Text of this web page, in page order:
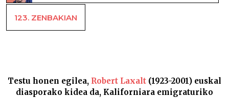
123. ZENBAKIAN
Testu honen egilea, Robert Laxalt (1923-2001) euskal
diasporako kidea da, Kaliforniara emigraturiko